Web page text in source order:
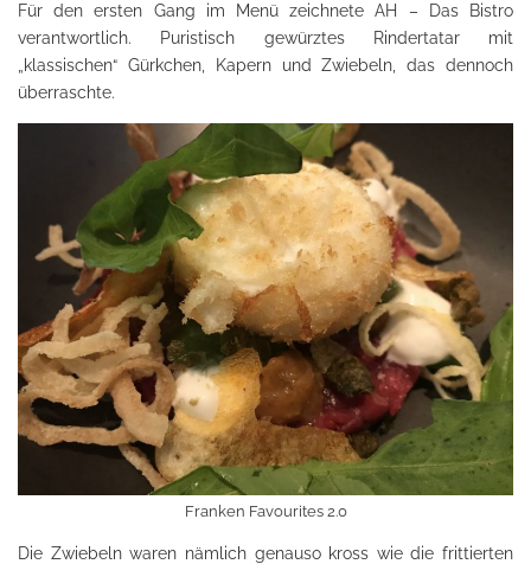
Für den ersten Gang im Menü zeichnete AH – Das Bistro
verantwortlich. Puristisch gewürztes Rindertatar mit
„klassischen“ Gürkchen, Kapern und Zwiebeln, das dennoch
überraschte.
Franken Favourites 2.0
Die Zwiebeln waren nämlich genauso kross wie die frittierten